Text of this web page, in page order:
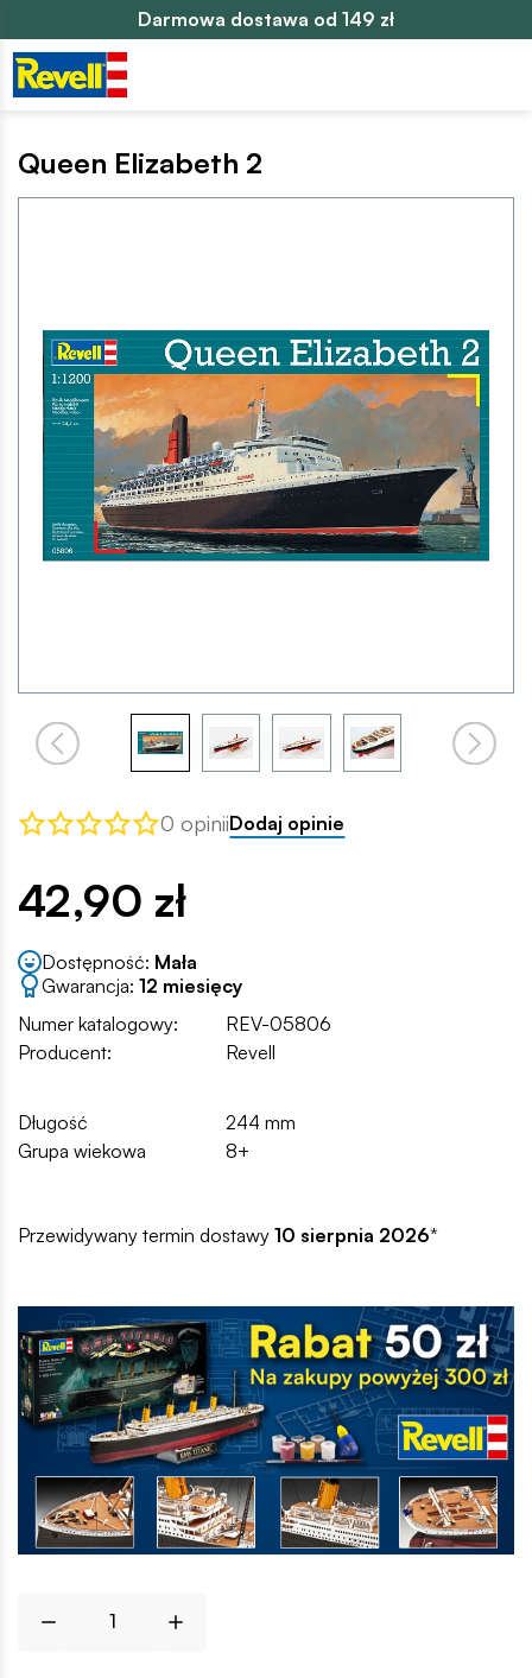
Darmowa dostawa od 149 zł
Queen Elizabeth 2
0 opiniiDodaj opinie
42,90 zł
Dostępność: Mała
Gwarancja: 12 miesięcy
Numer katalogowy:
REV-05806
Producent:
Revell
Długość
244 mm
Grupa wiekowa
8+
Przewidywany termin dostawy 10 sierpnia 2026*